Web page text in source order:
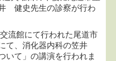
健史先生の診察が行わ
流館にて行われた尾道市
て、消化器内科の笠井
いて」の講演を行われま